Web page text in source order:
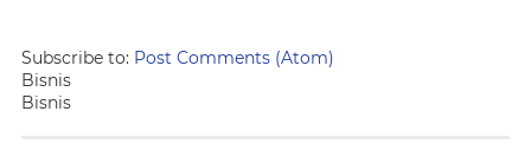
Subscribe to: Post Comments (Atom)
Bisnis
Bisnis